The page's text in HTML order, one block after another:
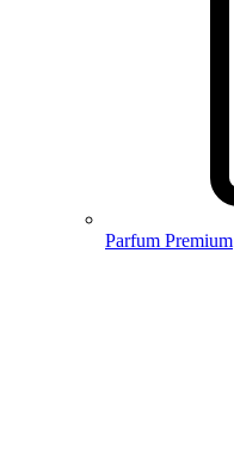
Parfum Premium